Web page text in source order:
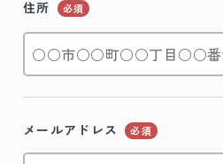
住所 必須
メールアドレス 必須